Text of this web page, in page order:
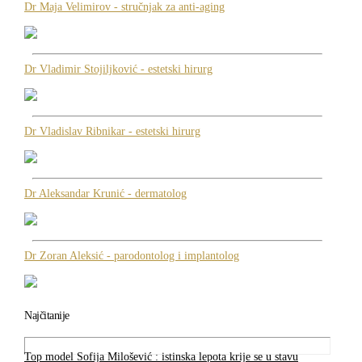
Dr Maja Velimirov - stručnjak za anti-aging
Dr Vladimir Stojiljković - estetski hirurg
Dr Vladislav Ribnikar - estetski hirurg
Dr Aleksandar Krunić - dermatolog
Dr Zoran Aleksić - parodontolog i implantolog
Najčitanije
Top model Sofija Milošević : istinska lepota krije se u stavu